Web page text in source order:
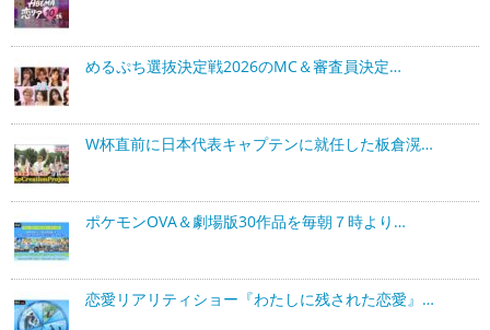
めるぷち選抜決定戦2026のMC＆審査員決定…
W杯直前に日本代表キャプテンに就任した板倉滉…
ポケモンOVA＆劇場版30作品を毎朝７時より…
恋愛リアリティショー『わたしに残された恋愛』…